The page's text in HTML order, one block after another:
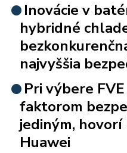
Inovácie v
hybridné
najvyššia
Pri výbere
faktorom
jediným,
Huawei